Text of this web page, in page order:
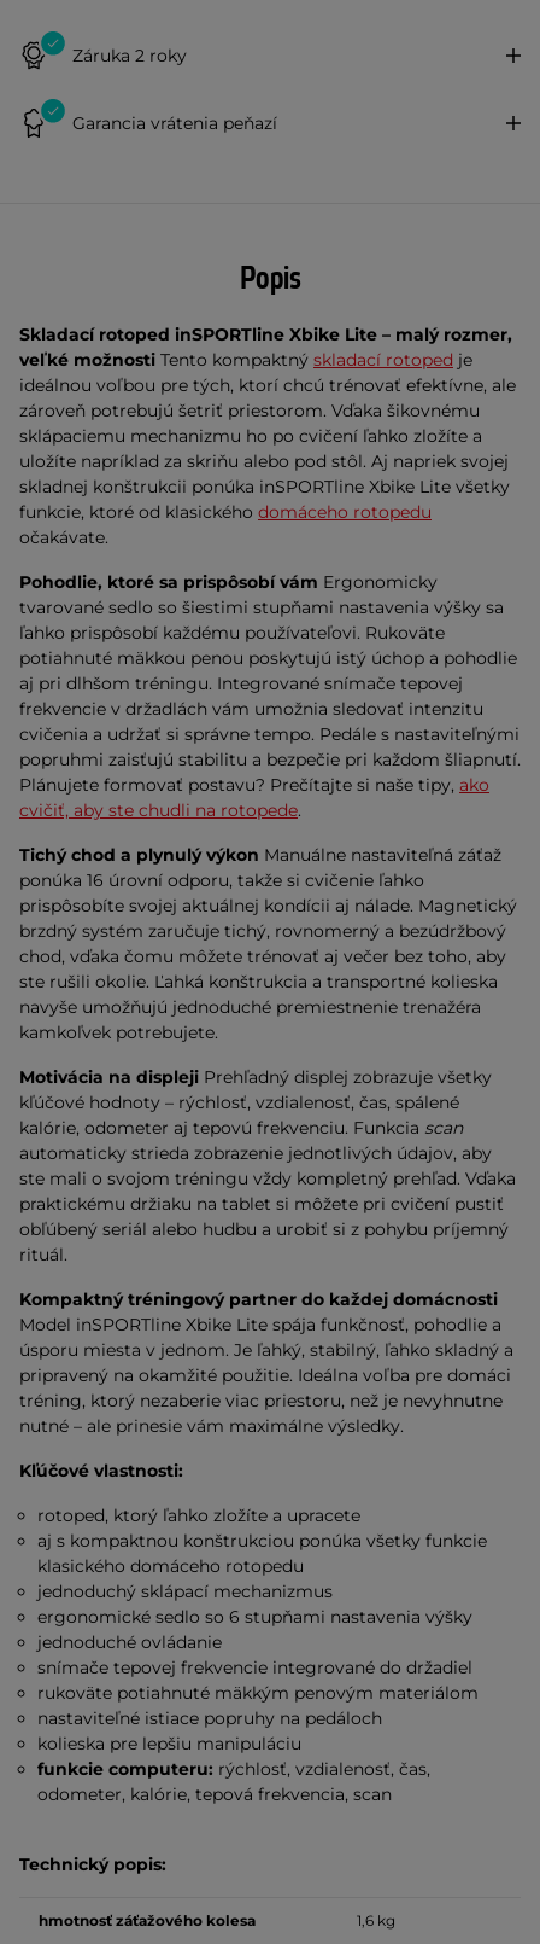
Záruka 2 roky
Garancia vrátenia peňazí
Popis
Skladací rotoped inSPORTline Xbike Lite – malý rozmer,
veľké možnosti Tento kompaktný skladací rotoped je
ideálnou voľbou pre tých, ktorí chcú trénovať efektívne, ale
zároveň potrebujú šetriť priestorom. Vďaka šikovnému
sklápaciemu mechanizmu ho po cvičení ľahko zložíte a
uložíte napríklad za skriňu alebo pod stôl. Aj napriek svojej
skladnej konštrukcii ponúka inSPORTline Xbike Lite všetky
funkcie, ktoré od klasického domáceho rotopedu
očakávate.
Pohodlie, ktoré sa prispôsobí vám Ergonomicky
tvarované sedlo so šiestimi stupňami nastavenia výšky sa
ľahko prispôsobí každému používateľovi. Rukoväte
potiahnuté mäkkou penou poskytujú istý úchop a pohodlie
aj pri dlhšom tréningu. Integrované snímače tepovej
frekvencie v držadlách vám umožnia sledovať intenzitu
cvičenia a udržať si správne tempo. Pedále s nastaviteľnými
popruhmi zaisťujú stabilitu a bezpečie pri každom šliapnutí.
Plánujete formovať postavu? Prečítajte si naše tipy, ako
cvičiť, aby ste chudli na rotopede.
Tichý chod a plynulý výkon Manuálne nastaviteľná záťaž
ponúka 16 úrovní odporu, takže si cvičenie ľahko
prispôsobíte svojej aktuálnej kondícii aj nálade. Magnetický
brzdný systém zaručuje tichý, rovnomerný a bezúdržbový
chod, vďaka čomu môžete trénovať aj večer bez toho, aby
ste rušili okolie. Ľahká konštrukcia a transportné kolieska
navyše umožňujú jednoduché premiestnenie trenažéra
kamkoľvek potrebujete.
Motivácia na displeji Prehľadný displej zobrazuje všetky
kľúčové hodnoty – rýchlosť, vzdialenosť, čas, spálené
kalórie, odometer aj tepovú frekvenciu. Funkcia scan
automaticky strieda zobrazenie jednotlivých údajov, aby
ste mali o svojom tréningu vždy kompletný prehľad. Vďaka
praktickému držiaku na tablet si môžete pri cvičení pustiť
obľúbený seriál alebo hudbu a urobiť si z pohybu príjemný
rituál.
Kompaktný tréningový partner do každej domácnosti
Model inSPORTline Xbike Lite spája funkčnosť, pohodlie a
úsporu miesta v jednom. Je ľahký, stabilný, ľahko skladný a
pripravený na okamžité použitie. Ideálna voľba pre domáci
tréning, ktorý nezaberie viac priestoru, než je nevyhnutne
nutné – ale prinesie vám maximálne výsledky.
Kľúčové vlastnosti:
rotoped, ktorý ľahko zložíte a upracete
aj s kompaktnou konštrukciou ponúka všetky funkcie
klasického domáceho rotopedu
jednoduchý sklápací mechanizmus
ergonomické sedlo so 6 stupňami nastavenia výšky
jednoduché ovládanie
snímače tepovej frekvencie integrované do držadiel
rukoväte potiahnuté mäkkým penovým materiálom
nastaviteľné istiace popruhy na pedáloch
kolieska pre lepšiu manipuláciu
funkcie computeru: rýchlosť, vzdialenosť, čas,
odometer, kalórie, tepová frekvencia, scan
Technický popis:
hmotnosť záťažového kolesa 1,6 kg